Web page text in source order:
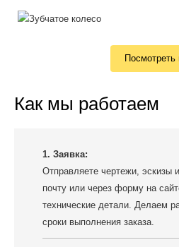
Посмотреть
Как мы работаем
1. Заявка:
Отправляете чертежи, эскизы
почту или через форму на
технические детали. Делаем
сроки выполнения заказа.